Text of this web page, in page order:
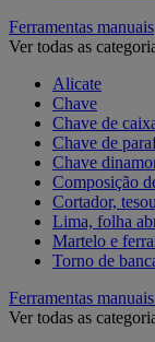
Ferramentas manuais
Ver todas as
Alicate
Chave
Chave de
Chave de
Chave
Composição
Cortador,
Lima, folha
Martelo e
Torno de
Ferramentas
Ver todas as